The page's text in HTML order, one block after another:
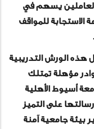
العاملين يسهم في
الاستجابة للمواقف
هذه الورش التدريبية
مؤهلة تمتلك
أسيوط الأهلية
على التميز
بيئة جامعية آمنة